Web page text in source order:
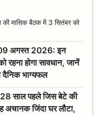
की मासिक बैठक में 3 सितंबर को
अगस्त 2026: इन
रहना होगा सावधान, जानें
दैनिक भाग्यफल
साल पहले जिस बेटे की
अचानक जिंदा घर लौटा,